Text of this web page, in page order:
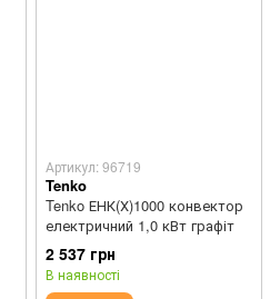
Артикул: 96719
Tenko
Tenko ЕНК(Х)1000 конвектор
електричний 1,0 кВт графіт
2 537 грн
В наявності